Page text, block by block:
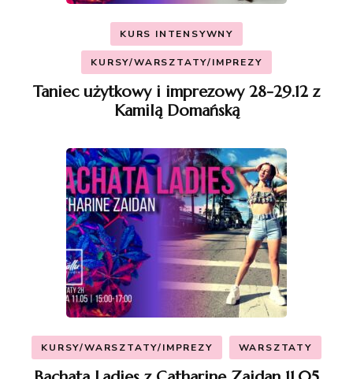
KURS INTENSYWNY
KURSY/WARSZTATY/IMPREZY
Taniec użytkowy i imprezowy 28-29.12 z
Kamilą Domańską
KURSY/WARSZTATY/IMPREZY WARSZTATY